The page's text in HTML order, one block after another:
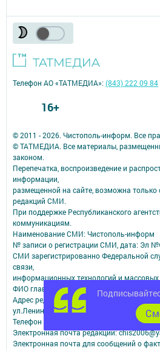
© 2011 - 2026. Чистополь-информ. Все
© ТАТМЕДИА. Все материалы,
законом.
Перепечатка, воспроизведение и
информации,
размещенной на сайте, возможна только
редакций СМИ.
При поддержке Республиканского
коммуникациям.
Наименование СМИ: Чистополь-информ
№ записи о регистрации СМИ, дата: Эл
СМИ зарегистрированно Федеральной
связи,
информационных технологий и
ФИО главного редактора: Данилова
Адрес редакции: 422980, Россия,
ул.Ленина, 2-а.
Телефон редакции: 8-84342-5-10-60; 8-
Электронная почта редакции:
Электронная почта для сообщений о
Телефон АО «ТАТМЕДИА»:(843) 222 09 84
16+